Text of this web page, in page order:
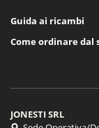
Guida ai ricambi
Come ordinare dal
JONESTI SRL